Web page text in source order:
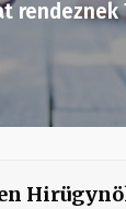
rendeznek